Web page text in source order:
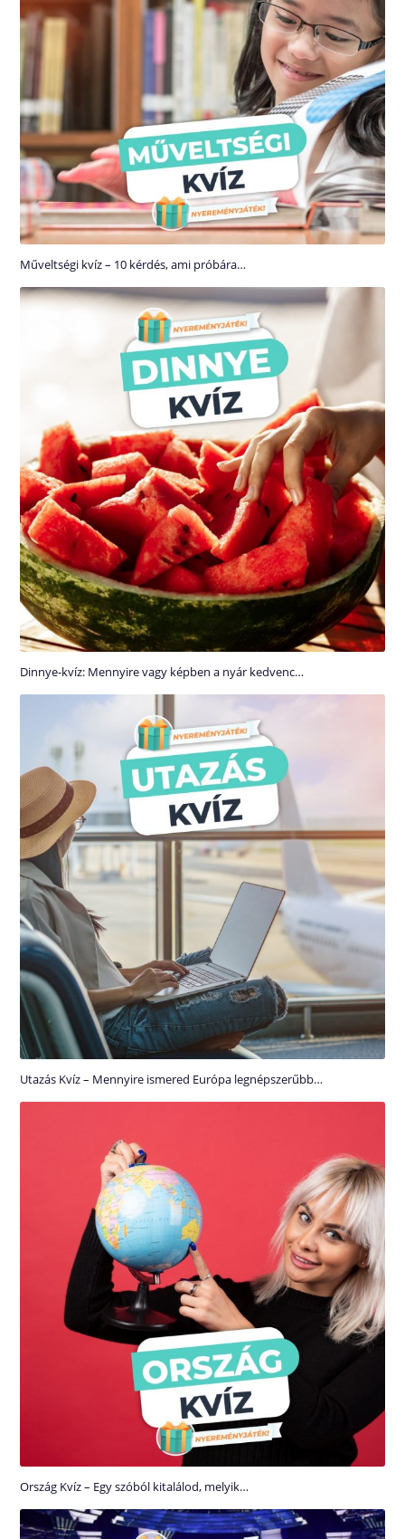
Műveltségi kvíz – 10 kérdés, ami próbára…
Dinnye-kvíz: Mennyire vagy képben a nyár kedvenc…
Utazás Kvíz – Mennyire ismered Európa legnépszerűbb…
Ország Kvíz – Egy szóból kitalálod, melyik…